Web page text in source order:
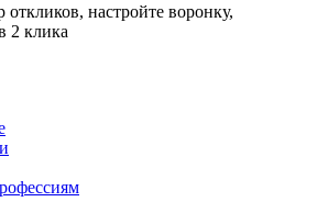
откликов, настройте воронку,
2 клика